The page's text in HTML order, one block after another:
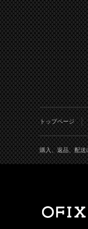
トップページ
購入、返品、配送